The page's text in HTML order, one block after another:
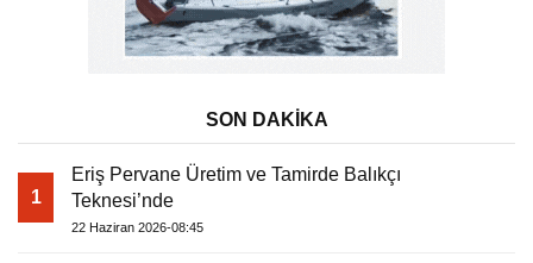
SON DAKİKA
1
Eriş Pervane Üretim ve Tamirde Balıkçı
Teknesi’nde
22 Haziran 2026-08:45